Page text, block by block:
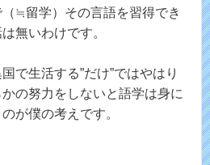
≒留学）その言語を習得でき
無いわけです。
で生活する”だけ”ではやはり
の努力をしないと語学は身に
が僕の考えです。